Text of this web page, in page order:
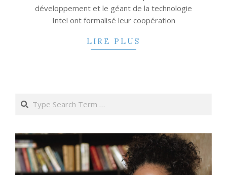
développement et le géant de la technologie
Intel ont formalisé leur coopération
LIRE PLUS
Search